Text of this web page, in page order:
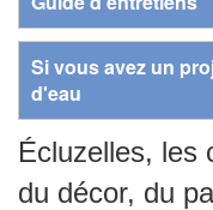
Si vous avez un
d'eau
Écluzelles, les
du décor, du